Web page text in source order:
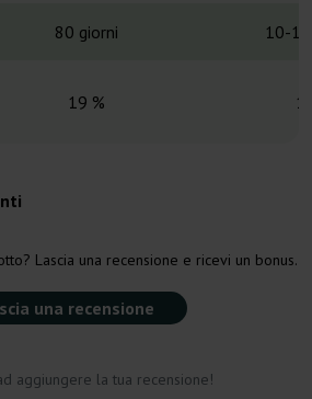
80 giorni 10-
19 %
Lascia una recensione e ricevi un bonus.
una recensione
aggiungere la tua recensione!